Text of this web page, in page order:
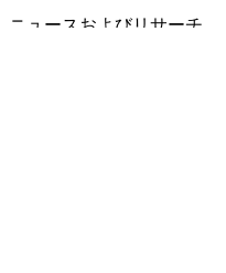
ニュースおよびリサーチ